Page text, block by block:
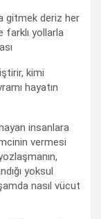
gitmek deriz her
farklı yollarla
kimi
hayatın
insanlara
vermesi
yoksul
nasıl vücut